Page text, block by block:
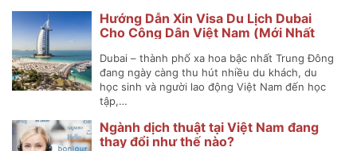
Hướng Dẫn Xin Visa Du Lịch Dubai
Cho Công Dân Việt Nam (Mới Nhất
Dubai – thành phố xa hoa bậc nhất Trung Đông
đang ngày càng thu hút nhiều du khách, du
học sinh và người lao động Việt Nam đến học
tập,…
Ngành dịch thuật tại Việt Nam đang
thay đổi như thế nào?